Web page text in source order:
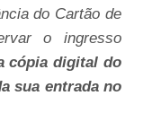
do Cartão de
o ingresso
cópia digital do
sua entrada no